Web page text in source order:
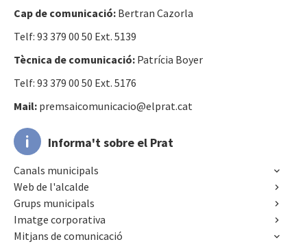
Cap de comunicació: Bertran Cazorla
Telf: 93 379 00 50 Ext. 5139
Tècnica de comunicació: Patrícia Boyer
Telf: 93 379 00 50 Ext. 5176
Mail: premsaicomunicacio@elprat.cat
Informa't sobre el Prat
Canals municipals
Web de l'alcalde
Grups municipals
Imatge corporativa
Mitjans de comunicació